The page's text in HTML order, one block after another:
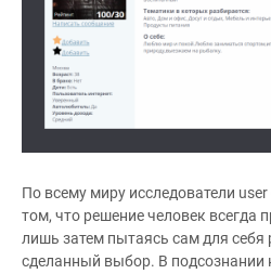
По всему миру исследователи
том, что решение человек всегда
лишь затем пытаясь сам для себя
сделанный выбор. В подсознании